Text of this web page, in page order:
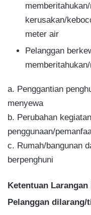
kerusakan/
meter air
Pelanggan
a. Penggantian
menyewa
b. Perubahan
penggunaan/
c. Rumah/bangunan
berpenghuni
Ketentuan
Pelanggan